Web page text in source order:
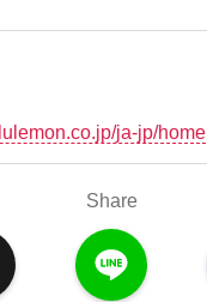
ja-jp/home
Share